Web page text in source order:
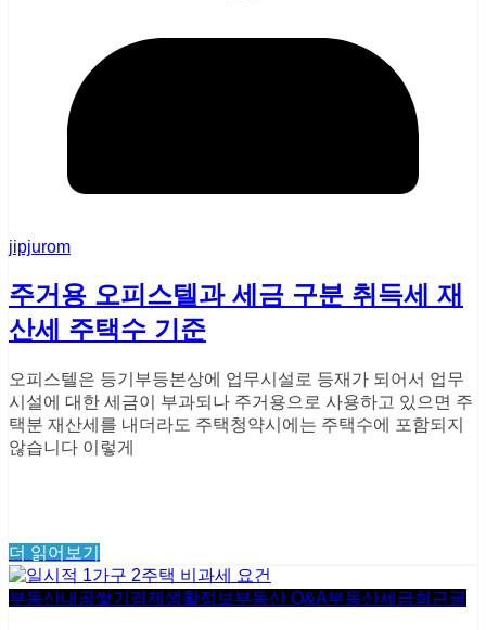
jipjurom
주거용 오피스텔과 세금 구분 취득세 재
산세 주택수 기준
오피스텔은 등기부등본상에 업무시설로 등재가 되어서 업무
시설에 대한 세금이 부과되나 주거용으로 사용하고 있으면 주
택분 재산세를 내더라도 주택청약시에는 주택수에 포함되지
않습니다 이렇게
더 읽어보기
부동산내공쌓기 경제생활정보 부동산 Q&A부동산세금최근글